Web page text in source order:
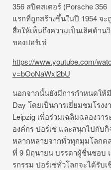
356 สปีดสเตอร์ (Porsche
แรกที่ถูกสร้างขึ้นในปี 1954 จ
สื่อให้เห็นถึงความเป็นเลิศด้า
ของปอร์เช่
https://www.youtube.com/
v=bOoNaWxl2bU
นอกจากนั้นยังมีการกำหนดให้
Day โดยเป็นการเยี่ยมชมโรงง
Leipzig เพื่อร่วมเฉลิมฉลองวา
องค์กร ปอร์เช่ และสนุกไปกับ
หลากหลายจากทั่วทุกมุมโลกต
ที่ 9 มิถุนายน บรรดาผู้ชื่นชอบ
รกรรม ปอร์เช่ทั่วโลกจะได้รับ